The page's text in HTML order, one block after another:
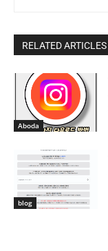
RELATED ARTICLES
Aboda
blog